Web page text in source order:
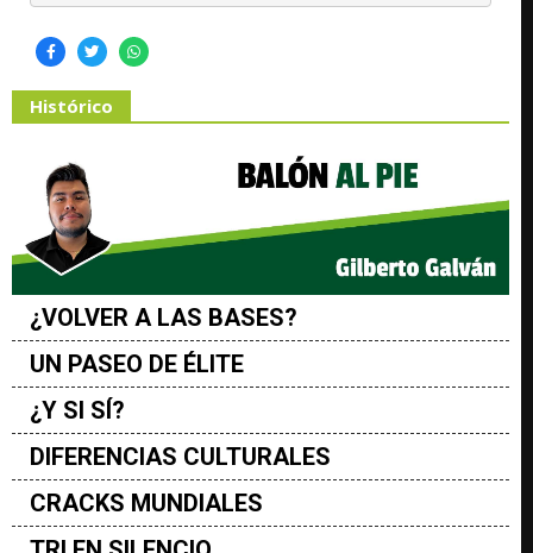
Histórico
¿VOLVER A LAS BASES?
UN PASEO DE ÉLITE
¿Y SI SÍ?
DIFERENCIAS CULTURALES
CRACKS MUNDIALES